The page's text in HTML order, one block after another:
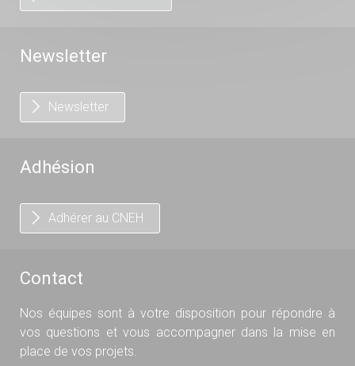
Newsletter
Newsletter
Adhésion
Adhérer au CNEH
Contact
Nos équipes sont à votre disposition pour répondre à
vos questions et vous accompagner dans la mise en
place de vos projets.